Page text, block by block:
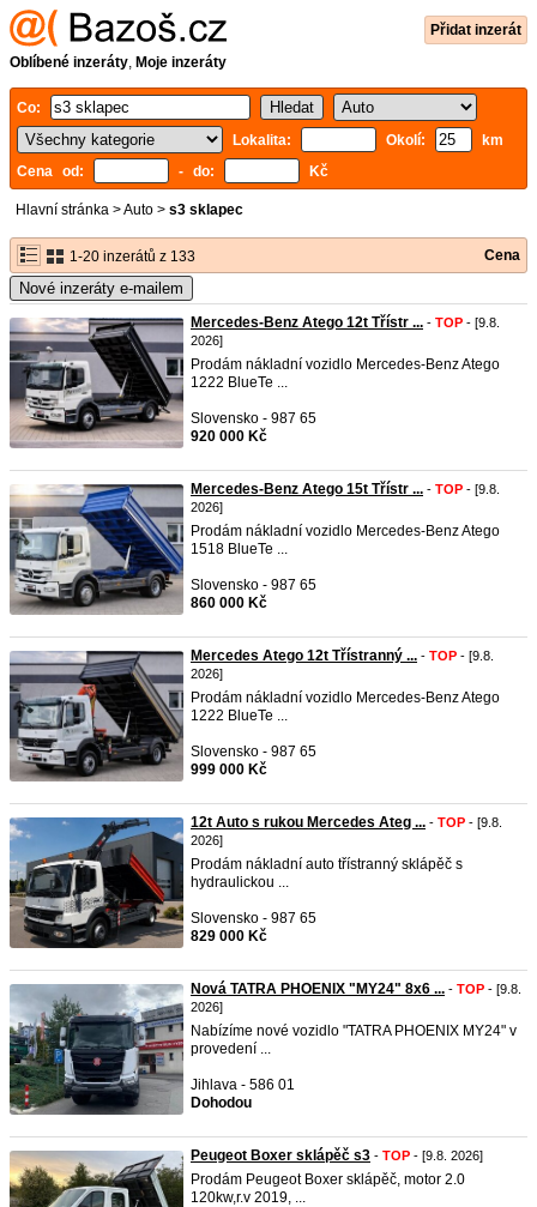
Přidat inzerát
Oblíbené inzeráty, Moje inzeráty
Co:
Lokalita:
Okolí:
km
Cena od:
- do: Kč
Hlavní stránka >Auto > s3 sklapec
1-20 inzerátů z 133 Cena
Nové inzeráty e-mailem
Mercedes-Benz Atego 12t Třístr ... - TOP - [9.8.
2026]
Prodám nákladní vozidlo Mercedes-Benz Atego
1222 BlueTe ...
Slovensko - 987 65
920 000 Kč
Mercedes-Benz Atego 15t Třístr ... - TOP - [9.8.
2026]
Prodám nákladní vozidlo Mercedes-Benz Atego
1518 BlueTe ...
Slovensko - 987 65
860 000 Kč
Mercedes Atego 12t Třístranný ... - TOP - [9.8.
2026]
Prodám nákladní vozidlo Mercedes-Benz Atego
1222 BlueTe ...
Slovensko - 987 65
999 000 Kč
12t Auto s rukou Mercedes Ateg ... - TOP - [9.8.
2026]
Prodám nákladní auto třístranný sklápěč s
hydraulickou ...
Slovensko - 987 65
829 000 Kč
Nová TATRA PHOENIX "MY24" 8x6 ... - TOP - [9.8.
2026]
Nabízíme nové vozidlo "TATRA PHOENIX MY24" v
provedení ...
Jihlava - 586 01
Dohodou
Peugeot Boxer sklápěč s3 - TOP - [9.8. 2026]
Prodám Peugeot Boxer sklápěč, motor 2.0
120kw,r.v 2019, ...